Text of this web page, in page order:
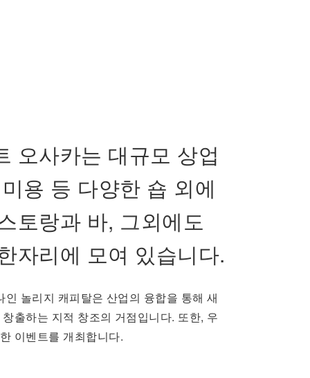
오사카는 대규모 상업
용 등 다양한 숍 외에
토랑과 바, 그외에도
자리에 모여 있습니다.
놀리지 캐피탈은 산업의 융합을 통해 새
출하는 지적 창조의 거점입니다. 또한, 우
이벤트를 개최합니다.